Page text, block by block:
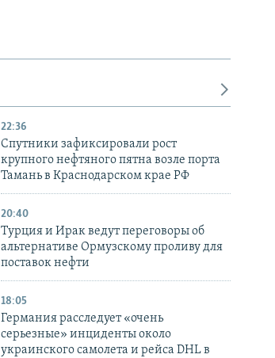
22:36
Спутники зафиксировали рост
крупного нефтяного пятна возле порта
Тамань в Краснодарском крае РФ
20:40
Турция и Ирак ведут переговоры об
альтернативе Ормузскому проливу для
поставок нефти
18:05
Германия расследует «очень
серьезные» инциденты около
украинского самолета и рейса DHL в